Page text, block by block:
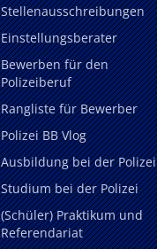
Stellenausschreibungen
Einstellungsberater
Bewerben für den
Polizeiberuf
Rangliste für Bewerber
Polizei BB Vlog
Ausbildung bei der Polizei
Studium bei der Polizei
(Schüler) Praktikum und
Referendariat